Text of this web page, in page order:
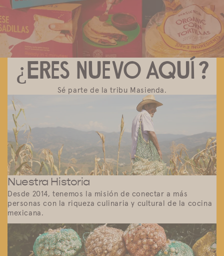
¿Eres nuevo aquí?
Sé parte de la tribu Masienda.
Nuestra Historia
Desde 2014, tenemos la misión de conectar a más
personas con la riqueza culinaria y cultural de la cocina
mexicana.